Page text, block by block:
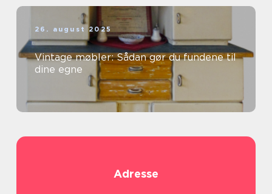
26. august 2025
Vintage møbler: Sådan gør du fundene til
dine egne
Adresse